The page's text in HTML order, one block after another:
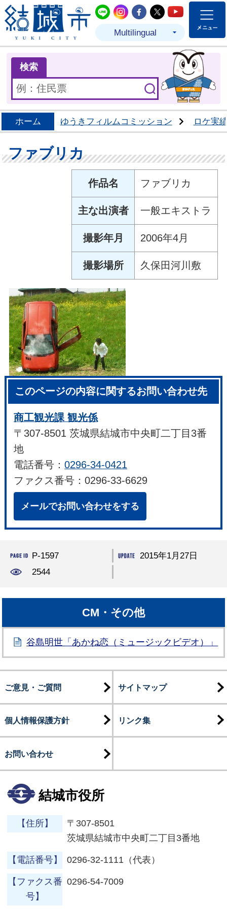
結城市公式LINE
結城市公式Instagram
結城市公式
結城市公式
結城市
Multilingual
検索
ホーム ゆうきフィルムコミッション ロケ実
ファブリカ
作品名 ファブリカ
主な出演者 一般エキストラ
撮影年月 2006年4月
撮影場所 久保田河川敷
このページの内容に関するお問い合わせ先
商工観光課 観光係
〒307-8501 茨城県結城市中央町二丁目3番
地
電話番号：0296-34-0421
ファクス番号：0296-33-6629
メールでお問い合わせをする
P-1597
2015年1月27日
2544
CM・その他
谷島明世「あかね恋（ミュージックビデオ）」
ご意見・ご質問 サイトマップ
個人情報保護方針 リンク集
お問い合わせ
結城市役所
【住所】
〒307-8501
茨城県結城市中央町二丁目3番地
【電話番号】 0296-32-1111（代表）
【ファクス番
号】
0296-54-7009